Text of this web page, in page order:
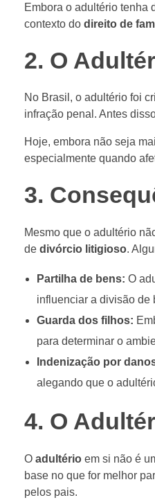
Embora o adultério tenha
contexto do direito de
2. O
No Brasil, o adultério foi
infração penal. Antes
Hoje, embora não seja
especialmente quando
3.
Mesmo que o adultério
de divórcio litigioso.
Partilha de bens: O
influenciar a divisão de
Guarda dos filhos:
para determinar o
Indenização por
alegando que o
4. O
O adultério em si não é
base no que for melhor
pelos pais.